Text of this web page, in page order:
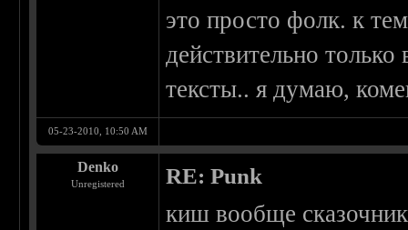
это просто фолк. к
действительно
тексты.. я думаю,
05-23-2010, 10:50 AM
Denko
Unregistered RE: Punk
киш вообще